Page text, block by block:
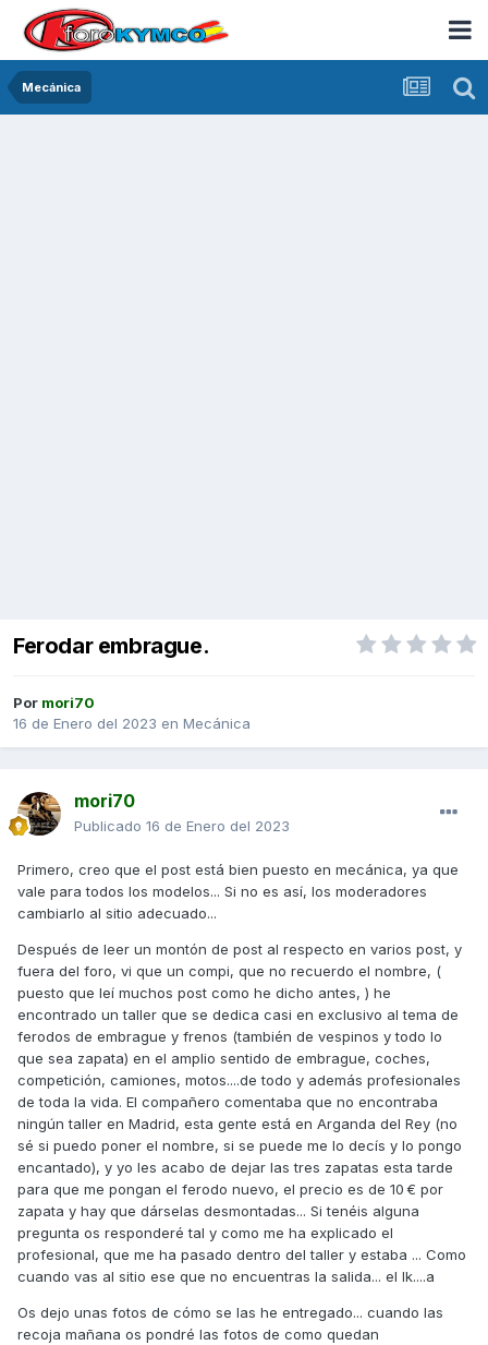
Mecánica
Ferodar embrague.
Por mori70
16 de Enero del 2023 en Mecánica
mori70
Publicado 16 de Enero del 2023
Primero, creo que el post está bien puesto en mecánica, ya que
vale para todos los modelos... Si no es así, los moderadores
cambiarlo al sitio adecuado...
Después de leer un montón de post al respecto en varios post, y
fuera del foro, vi que un compi, que no recuerdo el nombre, (
puesto que leí muchos post como he dicho antes, ) he
encontrado un taller que se dedica casi en exclusivo al tema de
ferodos de embrague y frenos (también de vespinos y todo lo
que sea zapata) en el amplio sentido de embrague, coches,
competición, camiones, motos....de todo y además profesionales
de toda la vida. El compañero comentaba que no encontraba
ningún taller en Madrid, esta gente está en Arganda del Rey (no
sé si puedo poner el nombre, si se puede me lo decís y lo pongo
encantado), y yo les acabo de dejar las tres zapatas esta tarde
para que me pongan el ferodo nuevo, el precio es de 10 € por
zapata y hay que dárselas desmontadas... Si tenéis alguna
pregunta os responderé tal y como me ha explicado el
profesional, que me ha pasado dentro del taller y estaba ... Como
cuando vas al sitio ese que no encuentras la salida... el Ik....a
Os dejo unas fotos de cómo se las he entregado... cuando las
recoja mañana os pondré las fotos de como quedan